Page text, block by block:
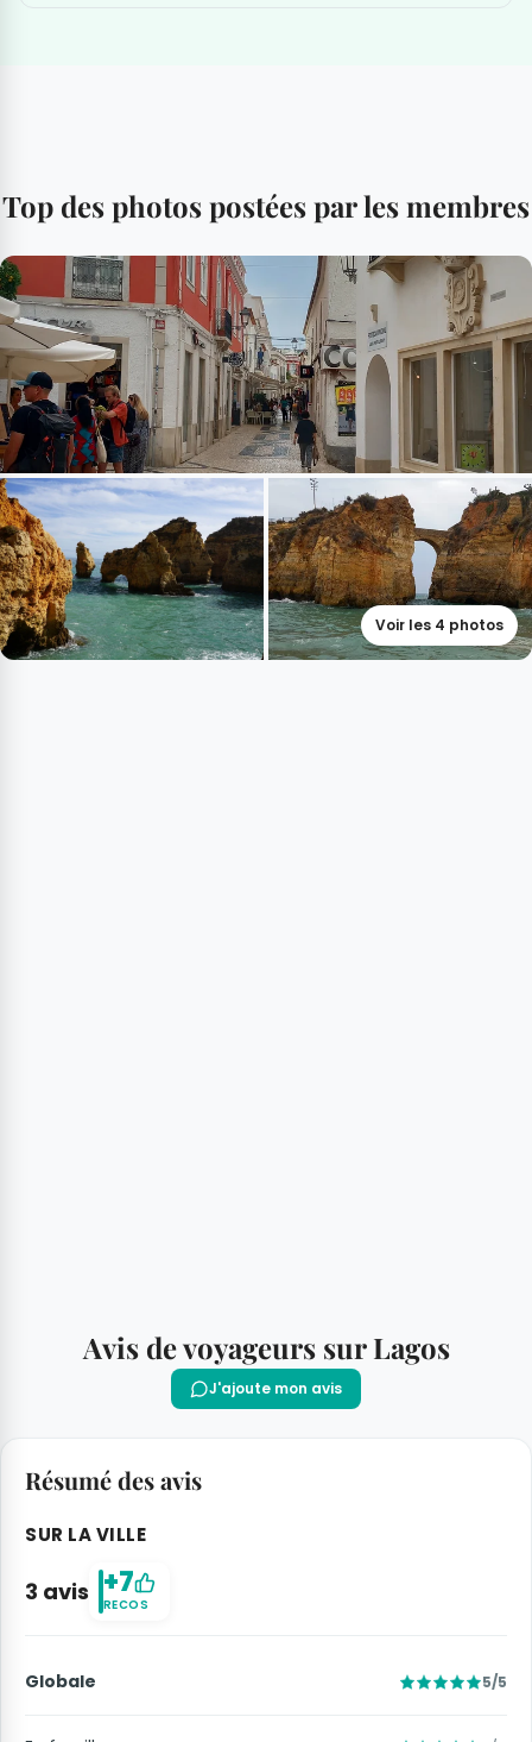
Top des photos postées par les membres
Voir les 4 photos
Avis de voyageurs sur Lagos
J'ajoute mon avis
Résumé des avis
SUR LA VILLE
3 avis +7
RECOS
Globale 5/5